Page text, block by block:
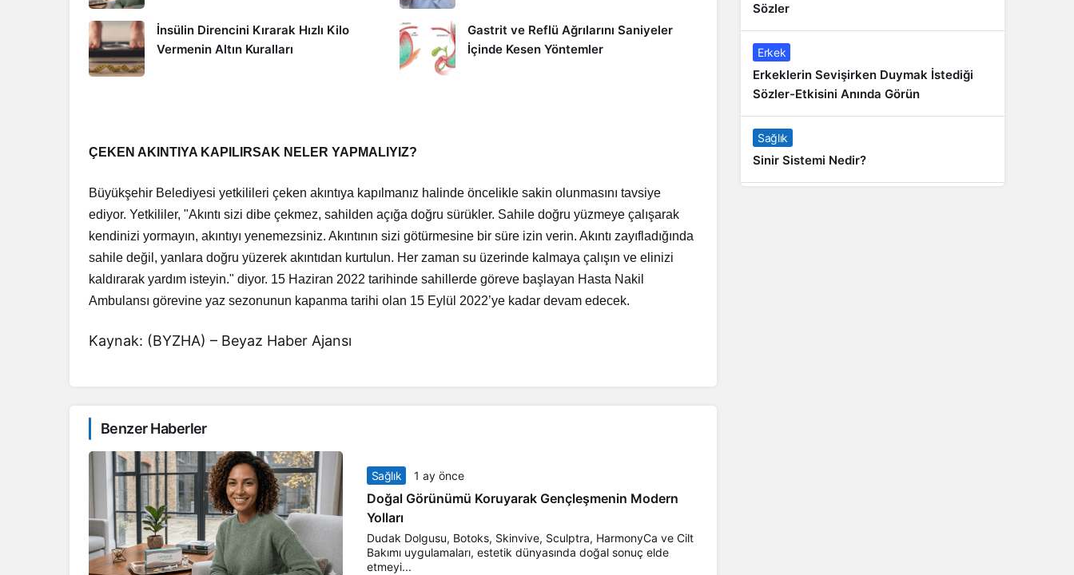
İnsülin Direncini Kırarak Hızlı Kilo
Vermenin Altın Kuralları
Gastrit ve Reflü Ağrılarını Saniyeler
İçinde Kesen Yöntemler
ÇEKEN AKINTIYA KAPILIRSAK NELER YAPMALIYIZ?
Büyükşehir Belediyesi yetkilileri çeken akıntıya kapılmanız halinde öncelikle sakin olunmasını tavsiye
ediyor. Yetkililer, "Akıntı sizi dibe çekmez, sahilden açığa doğru sürükler. Sahile doğru yüzmeye çalışarak
kendinizi yormayın, akıntıyı yenemezsiniz. Akıntının sizi götürmesine bir süre izin verin. Akıntı zayıfladığında
sahile değil, yanlara doğru yüzerek akıntıdan kurtulun. Her zaman su üzerinde kalmaya çalışın ve elinizi
kaldırarak yardım isteyin." diyor. 15 Haziran 2022 tarihinde sahillerde göreve başlayan Hasta Nakil
Ambulansı görevine yaz sezonunun kapanma tarihi olan 15 Eylül 2022’ye kadar devam edecek.
Kaynak: (BYZHA) – Beyaz Haber Ajansı
Benzer Haberler
Sağlık 1 ay önce
Doğal Görünümü Koruyarak Gençleşmenin Modern
Yolları
Dudak Dolgusu, Botoks, Skinvive, Sculptra, HarmonyCa ve Cilt
Bakımı uygulamaları, estetik dünyasında doğal sonuç elde
etmeyi...
Sözler
Erkek
Erkeklerin Sevişirken Duymak İstediği
Sözler-Etkisini Anında Görün
Sağlık
Sinir Sistemi Nedir?